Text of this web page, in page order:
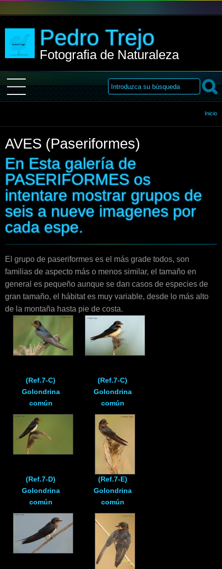
Pedro Trejo
Fotografia de Naturaleza
Sobre Mi
Galería
Libro de visitas
Enlaces
Blog
Videos
Inicio
AVES (Paseriformes)
En Esta galería de
PASERIFORMES os
intentare mostrar grupos de
seis a nueve imagenes por
cada espe.
El grupo de paseriformes es el más grade todos, son
familias de aspecto más o menos similar, el tamaño en
general es pequeño aunque se dan casos de especies de
gran tamaño, el hábitat es muy variable, desde lo más alto
de la montaña hasta pie de costa.
(Ref.7-C)
Golondrina
común
(Ref.7-C)
Golondrina
común
(Ref.7-D)
Golondrina
común
(Ref.7-E)
Golondrina
común